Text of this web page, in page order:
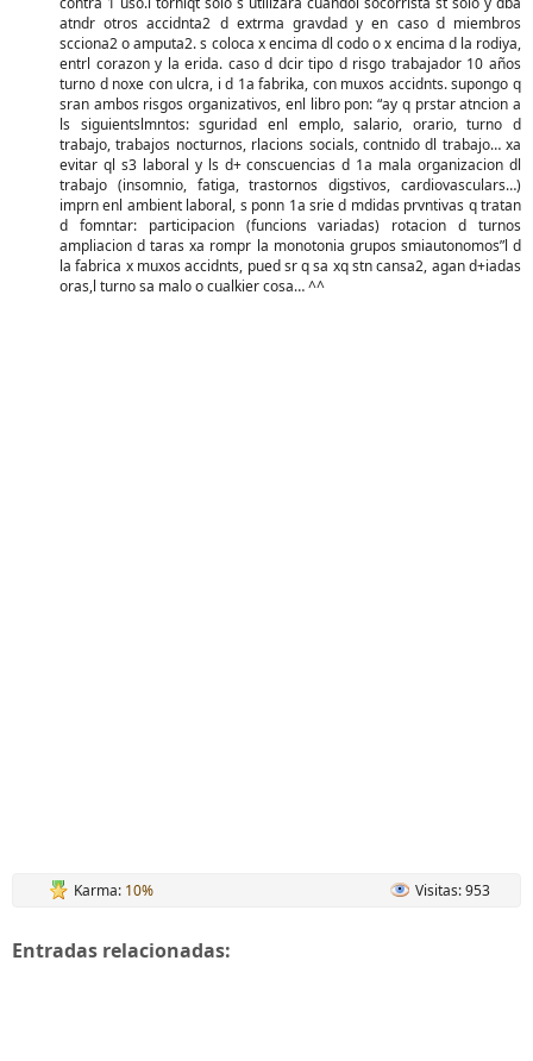
atndr otros accidnta2 d extrma gravdad y en caso d miembros
scciona2 o amputa2. s coloca x encima dl codo o x encima d la rodiya,
entrl corazon y la erida. caso d dcir tipo d risgo trabajador 10 años
turno d noxe con ulcra, i d 1a fabrika, con muxos accidnts. supongo q
sran ambos risgos organizativos, enl libro pon: “ay q prstar atncion a
ls siguientslmntos: sguridad enl emplo, salario, orario, turno d
trabajo, trabajos nocturnos, rlacions socials, contnido dl trabajo… xa
evitar ql s3 laboral y ls d+ conscuencias d 1a mala organizacion dl
trabajo (insomnio, fatiga, trastornos digstivos, cardiovasculars…)
imprn enl ambient laboral, s ponn 1a srie d mdidas prvntivas q tratan
d fomntar: participacion (funcions variadas) rotacion d turnos
ampliacion d taras xa rompr la monotonia grupos smiautonomos”l d
la fabrica x muxos accidnts, pued sr q sa xq stn cansa2, agan d+iadas
oras,l turno sa malo o cualkier cosa… ^^
Karma: 10% Visitas: 953
Entradas relacionadas: